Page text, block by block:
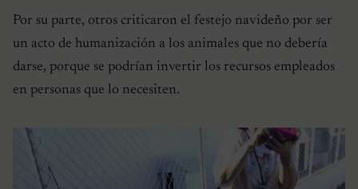
Por su parte, otros criticaron el festejo navideño por ser
un acto de humanización a los animales que no debería
darse, porque se podrían invertir los recursos empleados
en personas que lo necesiten.